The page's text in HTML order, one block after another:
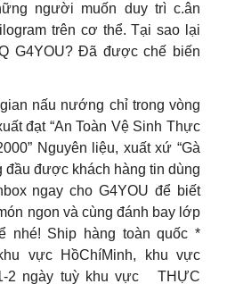
người muốn duy trì c.ân
trên cơ thể. Tại sao lại
G4YOU? Đã được chế biến
nấu nướng chỉ trong vòng
đạt “An Toàn Vệ Sinh Thực
Nguyên liệu, xuất xứ “Gà
đầu được khách hàng tin dùng
ngay cho G4YOU để biết
ngon và cùng đánh bay lớp
nhé! Ship hàng toàn quốc *
vực HồChíMinh, khu vực
2 ngày tuỳ khu vực
THỰC